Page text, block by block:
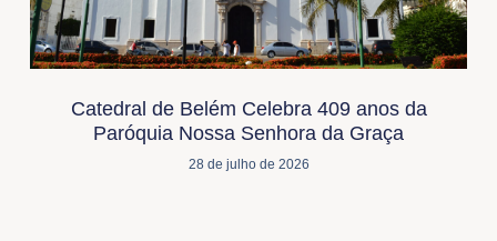
Catedral de Belém Celebra 409 anos da
Paróquia Nossa Senhora da Graça
28 de julho de 2026